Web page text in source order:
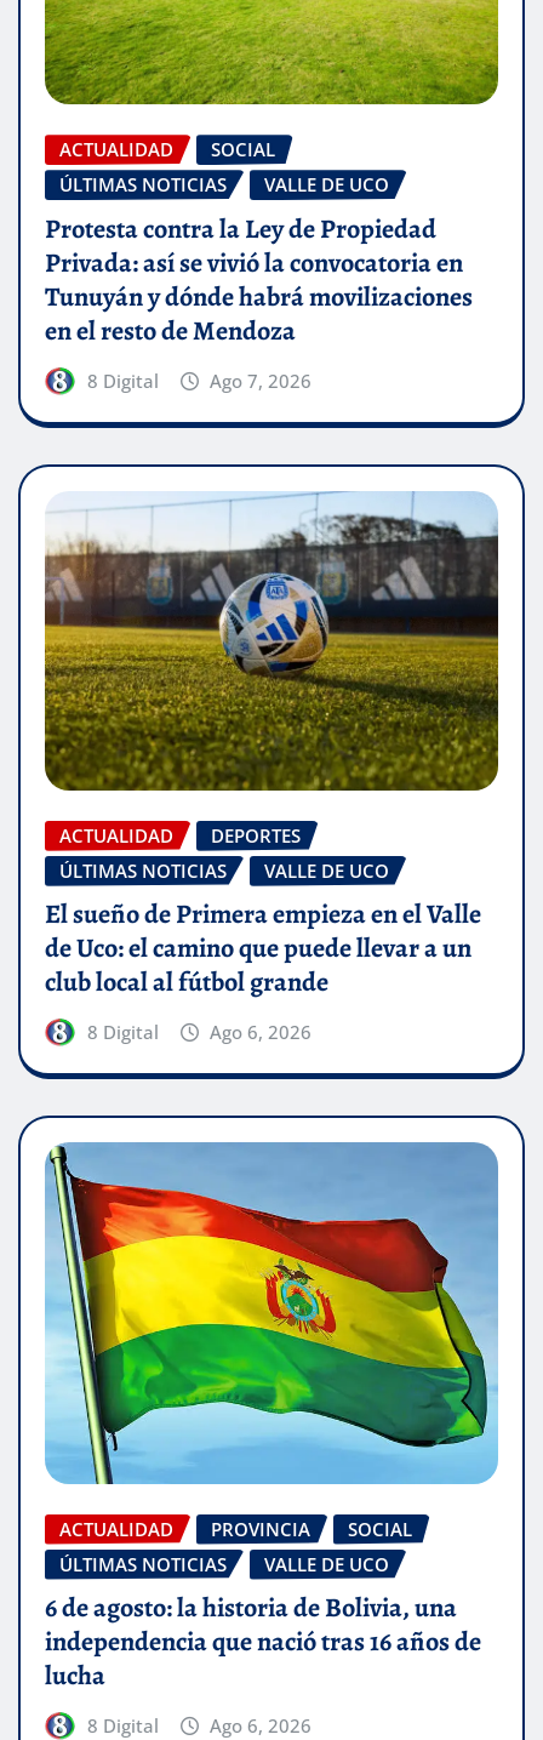
ACTUALIDAD
SOCIAL
ÚLTIMAS NOTICIAS
VALLE DE UCO
Protesta contra la Ley de Propiedad
Privada: así se vivió la convocatoria en
Tunuyán y dónde habrá movilizaciones
en el resto de Mendoza
8 Digital Ago 7, 2026
ACTUALIDAD
DEPORTES
ÚLTIMAS NOTICIAS
VALLE DE UCO
El sueño de Primera empieza en el Valle
de Uco: el camino que puede llevar a un
club local al fútbol grande
8 Digital Ago 6, 2026
ACTUALIDAD PROVINCIA
SOCIAL
ÚLTIMAS NOTICIAS
VALLE DE UCO
6 de agosto: la historia de Bolivia, una
independencia que nació tras 16 años de
lucha
8 Digital Ago 6, 2026